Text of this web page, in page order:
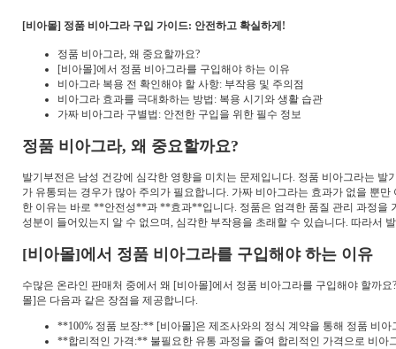
[비아몰] 정품 비아그라 구입 가이드: 안전하고 확실하게!
정품 비아그라, 왜 중요할까요?
[비아몰]에서 정품 비아그라를 구입해야 하는 이유
비아그라 복용 전 확인해야 할 사항: 부작용 및 주의점
비아그라 효과를 극대화하는 방법: 복용 시기와 생활 습관
가짜 비아그라 구별법: 안전한 구입을 위한 필수 정보
정품 비아그라, 왜 중요할까요?
발기부전은 남성 건강에 심각한 영향을 미치는 문제입니다. 정품 비아그라는
가 유통되는 경우가 많아 주의가 필요합니다. 가짜 비아그라는 효과가 없을 뿐
한 이유는 바로 **안전성**과 **효과**입니다. 정품은 엄격한 품질 관리 과정을
성분이 들어있는지 알 수 없으며, 심각한 부작용을 초래할 수 있습니다. 따라서
[비아몰]에서 정품 비아그라를 구입해야 하는 이유
수많은 온라인 판매처 중에서 왜 [비아몰]에서 정품 비아그라를 구입해야 할까
몰]은 다음과 같은 장점을 제공합니다.
**100% 정품 보장:** [비아몰]은 제조사와의 정식 계약을 통해 정품 비
**합리적인 가격:** 불필요한 유통 과정을 줄여 합리적인 가격으로 비아